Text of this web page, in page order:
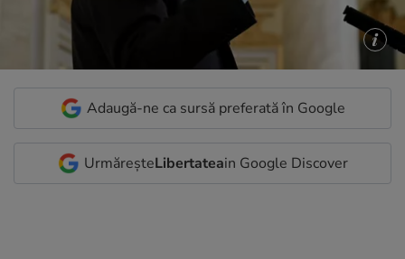
Adaugă-ne ca sursă preferată în Google
UrmăreșteLibertateain Google Discover